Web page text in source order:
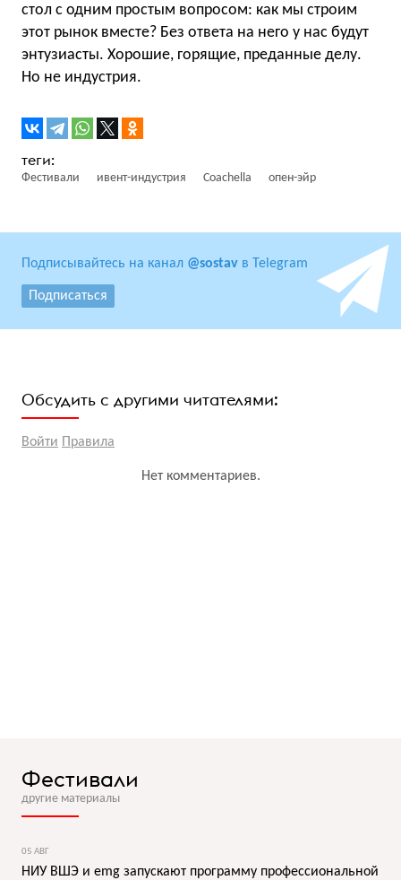
стол с одним простым вопросом: как мы строим
этот рынок вместе? Без ответа на него у нас будут
энтузиасты. Хорошие, горящие, преданные делу.
Но не индустрия.
Фестивали ивент-индустрия Coachella опен-эйр
Подписывайтесь на канал @sostav в Telegram
Подписаться
Обсудить с другими читателями:
Войти Правила
Нет комментариев.
Фестивали
другие материалы
05 АВГ
НИУ ВШЭ и emg запускают программу профессиональной